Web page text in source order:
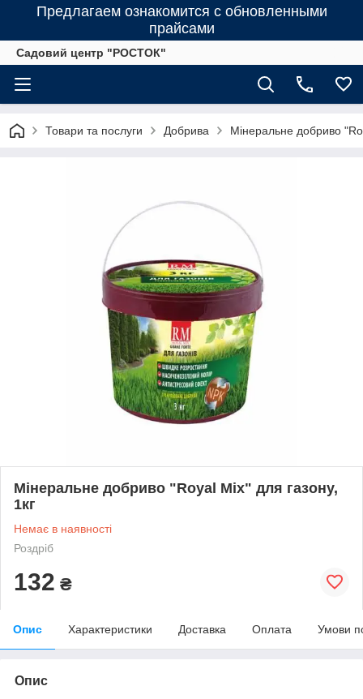
Предлагаем ознакомится с обновленными
прайсами
Садовий центр "РОСТОК"
Товари та послуги Добрива Мінеральне добриво
Мінеральне добриво "Royal Mix" для газону,
1кг
Немає в наявності
Роздріб
132 ₴
Опис Характеристики Доставка Оплата Умови
Опис